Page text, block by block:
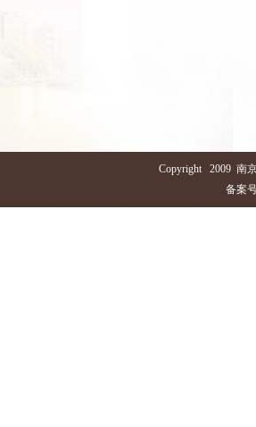
Copyright 2009 南
备案